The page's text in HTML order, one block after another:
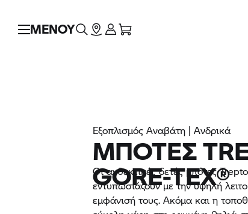
ΜΕΝΟΥ
Εξοπλισμός Αναβάτη | Ανδρικά
ΜΠΌΤΕΣ
GORE-TEX®
Οι ανθεκτικές δετές μπότες
εντυπωσιάζουν με την υψηλή
εμφάνισή τους. Ακόμα και η